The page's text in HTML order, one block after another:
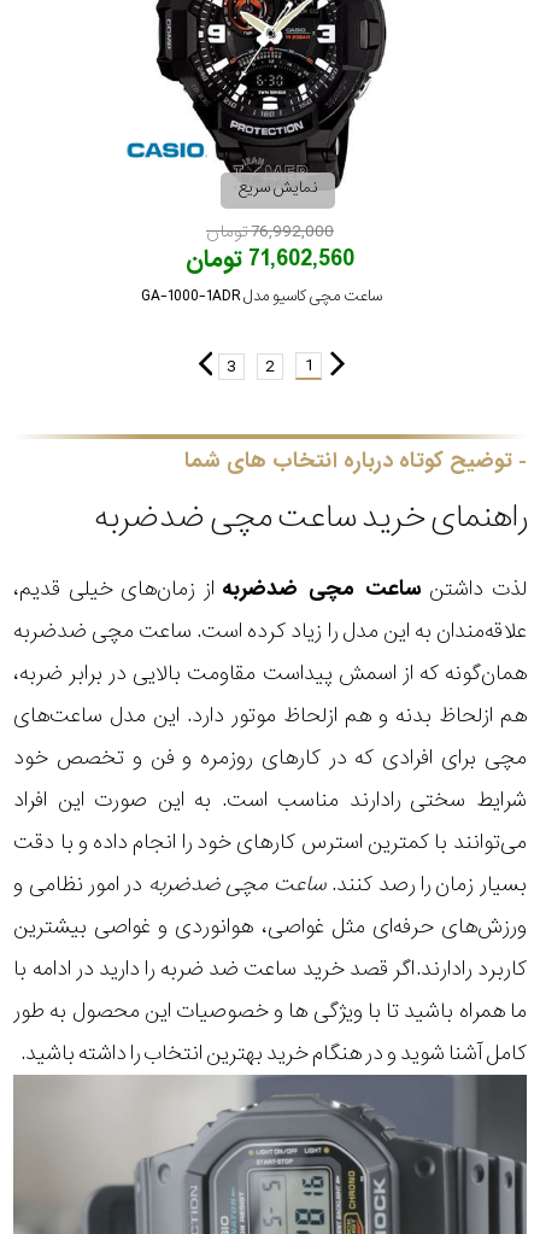
نمایش سریع
76,992,000 تومان
71,602,560 تومان
ساعت مچی کاسیو مدل GA-1000-1ADR
1
2
3
توضیح کوتاه درباره انتخاب های شما
راهنمای خرید ساعت مچی ضدضربه
لذت داشتن ساعت مچی ضدضربه از زمان‌های خیلی قدیم،
علاقه‌مندان به این مدل را زیاد کرده است. ساعت مچی ضدضربه
همان‌گونه که از اسمش پیداست مقاومت بالایی در برابر ضربه،
هم ازلحاظ بدنه و هم ازلحاظ موتور دارد. این مدل ساعت‌های
مچی برای افرادی که در کارهای روزمره و فن و تخصص خود
شرایط سختی رادارند مناسب است. به این صورت این افراد
می‌توانند با کمترین استرس کارهای خود را انجام داده و با دقت
بسیار زمان را رصد کنند.ساعت مچی ضدضربه در امور نظامی و
ورزش‌های حرفه‌ای مثل غواصی، هوانوردی و غواصی بیشترین
کاربرد رادارند.اگر قصد خرید ساعت ضد ضربه را دارید در ادامه با
ما همراه باشید تا با ویژگی ها و خصوصیات این محصول به طور
کامل آشنا شوید و در هنگام خرید بهترین انتخاب را داشته باشید.